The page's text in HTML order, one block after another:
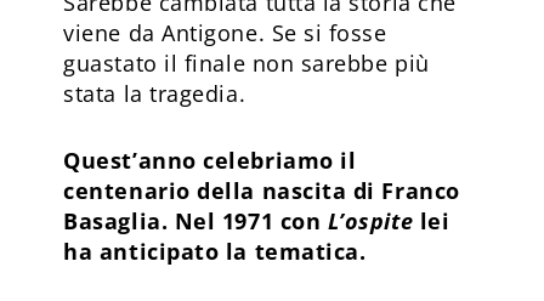
viene da Antigone. Se si fosse
guastato il finale non sarebbe più
stata la tragedia.
Quest’anno celebriamo il
centenario della nascita di Franco
Basaglia. Nel 1971 con L’ospite lei
ha anticipato la tematica.